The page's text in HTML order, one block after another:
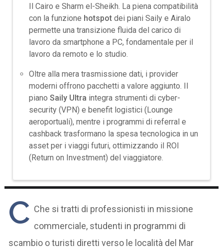
Il Cairo e Sharm el-Sheikh. La piena compatibilità
con la funzione hotspot dei piani Saily e Airalo
permette una transizione fluida del carico di
lavoro da smartphone a PC, fondamentale per il
lavoro da remoto e lo studio.
Oltre alla mera trasmissione dati, i provider
moderni offrono pacchetti a valore aggiunto. Il
pianoSaily Ultra integra strumenti di cyber-
security (VPN) e benefit logistici (Lounge
aeroportuali), mentre i programmi di referral e
cashback trasformano la spesa tecnologica in un
asset per i viaggi futuri, ottimizzando il ROI
(Return on Investment) del viaggiatore.
C Che si tratti di professionisti in missione
commerciale, studenti in programmi di
scambio o turisti diretti verso le località del Mar